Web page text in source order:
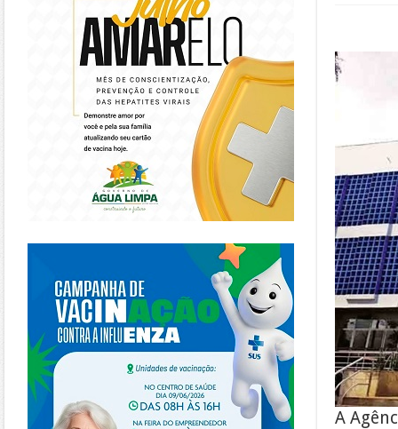
A
https://piracanjuba.go.gov.br/